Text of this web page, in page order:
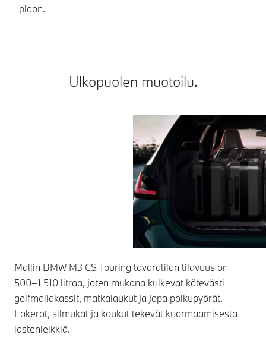
pidon.
Ulkopuolen muotoilu.
Mallin BMW M3 CS Touring tavaratilan tilavuus on
500–1 510 litraa, joten mukana kulkevat kätevästi
golfmailakassit, matkalaukut ja jopa polkupyörät.
Lokerot, silmukat ja koukut tekevät kuormaamisesta
lastenleikkiä.